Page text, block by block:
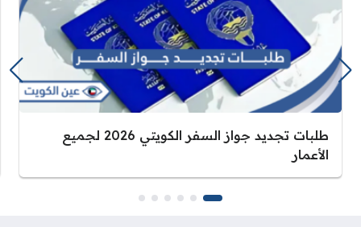
طلبات تجديد جواز السفر الكويتي 2026 لجميع
الأعمار